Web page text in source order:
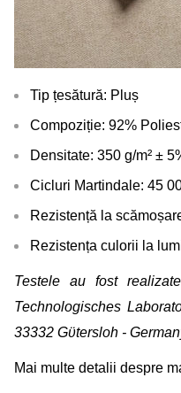
Tip țesătură: Pluș
Compoziție: 92%
Densitate: 350 g/m² ±
Cicluri Martindale: 45
Rezistență la
Rezistența culorii la
Testele au fost
Technologisches
33332 Gϋtersloh -
Mai multe detalii despre